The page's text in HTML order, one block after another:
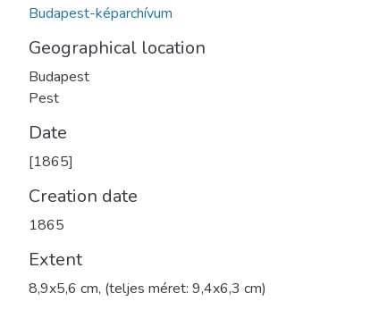
Budapest-képarchívum
Geographical location
Budapest
Pest
Date
[1865]
Creation date
1865
Extent
8,9x5,6 cm, (teljes méret: 9,4x6,3 cm)